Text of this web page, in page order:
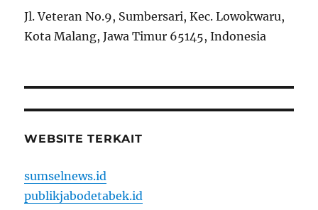
Jl. Veteran No.9, Sumbersari, Kec. Lowokwaru,
Kota Malang, Jawa Timur 65145, Indonesia
WEBSITE TERKAIT
sumselnews.id
publikjabodetabek.id